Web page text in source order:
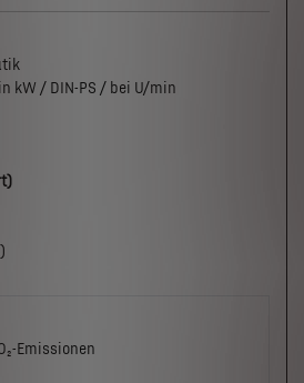
kW / DIN-PS / bei U/min
Emissionen